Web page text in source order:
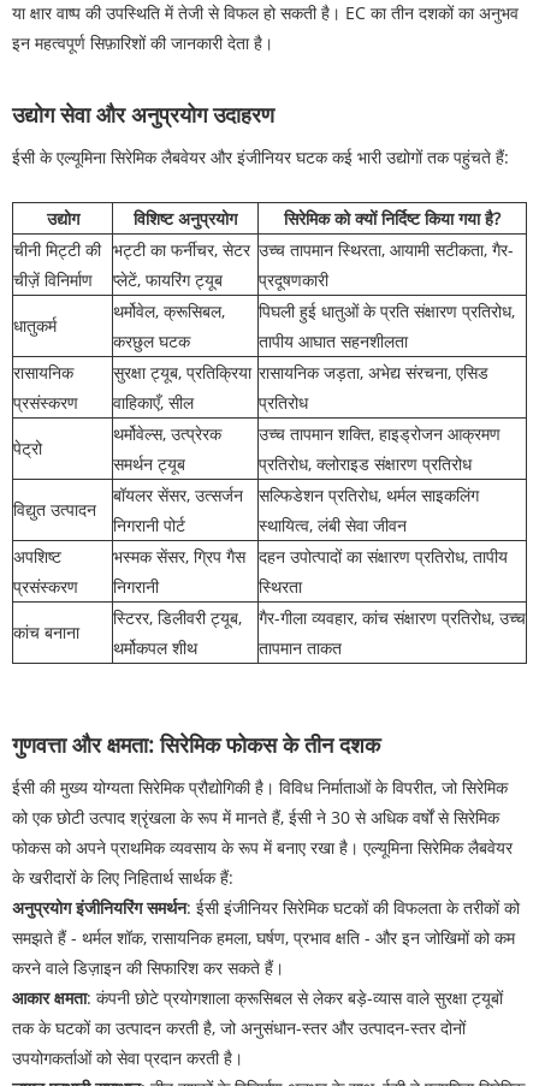
या क्षार वाष्प की उपस्थिति में तेजी से विफल हो सकती है। EC का तीन दशकों का अनुभव
इन महत्वपूर्ण सिफ़ारिशों की जानकारी देता है।
उद्योग सेवा और अनुप्रयोग उदाहरण
ईसी के एल्यूमिना सिरेमिक लैबवेयर और इंजीनियर घटक कई भारी उद्योगों तक पहुंचते हैं:
उद्योग विशिष्ट अनुप्रयोग
सिरेमिक को क्यों निर्दिष्ट किया गया है?
चीनी मिट्टी की
चीज़ें विनिर्माण
भट्टी का फर्नीचर, सेटर
प्लेटें, फायरिंग ट्यूब
उच्च तापमान स्थिरता, आयामी सटीकता, गैर-
प्रदूषणकारी
धातुकर्म
थर्मोवेल, क्रूसिबल,
करछुल घटक
पिघली हुई धातुओं के प्रति संक्षारण प्रतिरोध,
तापीय आघात सहनशीलता
रासायनिक
प्रसंस्करण
सुरक्षा ट्यूब, प्रतिक्रिया
वाहिकाएँ, सील
रासायनिक जड़ता, अभेद्य संरचना, एसिड
प्रतिरोध
पेट्रो
थर्मोवेल्स, उत्प्रेरक
समर्थन ट्यूब
उच्च तापमान शक्ति, हाइड्रोजन आक्रमण
प्रतिरोध, क्लोराइड संक्षारण प्रतिरोध
विद्युत उत्पादन
बॉयलर सेंसर, उत्सर्जन
निगरानी पोर्ट
सल्फिडेशन प्रतिरोध, थर्मल साइकलिंग
स्थायित्व, लंबी सेवा जीवन
अपशिष्ट
प्रसंस्करण
भस्मक सेंसर, ग्रिप गैस
निगरानी
दहन उपोत्पादों का संक्षारण प्रतिरोध, तापीय
स्थिरता
कांच बनाना
स्टिरर, डिलीवरी ट्यूब,
थर्मोकपल शीथ
गैर-गीला व्यवहार, कांच संक्षारण प्रतिरोध, उच्च
तापमान ताकत
गुणवत्ता और क्षमता: सिरेमिक फोकस के तीन दशक
ईसी की मुख्य योग्यता सिरेमिक प्रौद्योगिकी है। विविध निर्माताओं के विपरीत, जो सिरेमिक
को एक छोटी उत्पाद श्रृंखला के रूप में मानते हैं, ईसी ने 30 से अधिक वर्षों से सिरेमिक
फोकस को अपने प्राथमिक व्यवसाय के रूप में बनाए रखा है। एल्यूमिना सिरेमिक लैबवेयर
के खरीदारों के लिए निहितार्थ सार्थक हैं:
अनुप्रयोग इंजीनियरिंग समर्थन: ईसी इंजीनियर सिरेमिक घटकों की विफलता के तरीकों को
समझते हैं - थर्मल शॉक, रासायनिक हमला, घर्षण, प्रभाव क्षति - और इन जोखिमों को कम
करने वाले डिज़ाइन की सिफारिश कर सकते हैं।
आकार क्षमता: कंपनी छोटे प्रयोगशाला क्रूसिबल से लेकर बड़े-व्यास वाले सुरक्षा ट्यूबों
तक के घटकों का उत्पादन करती है, जो अनुसंधान-स्तर और उत्पादन-स्तर दोनों
उपयोगकर्ताओं को सेवा प्रदान करती है।